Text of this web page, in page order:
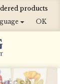
products
OK